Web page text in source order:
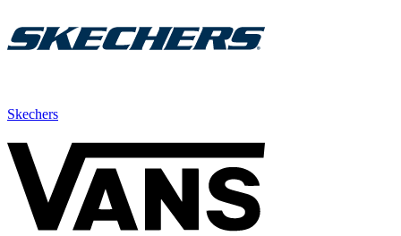
Skechers